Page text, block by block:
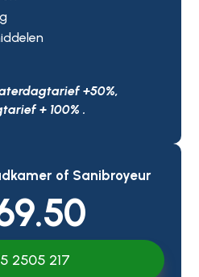
+50%,
+ 100% .
of Sanibroyeur
2505 217